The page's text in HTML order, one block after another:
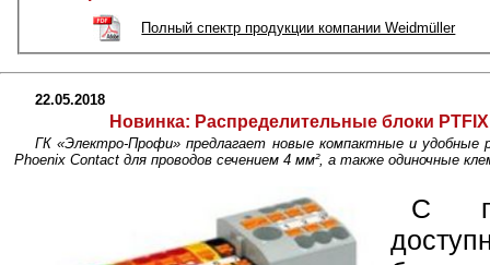
Полный спектр продукции компании Weidmüller
22.05.2018
Новинка: Распределительные блоки
ГК «Электро-Профи» предлагает новые компактные и удобные
Phoenix Contact для проводов сечением 4 мм², а также одиночные
С